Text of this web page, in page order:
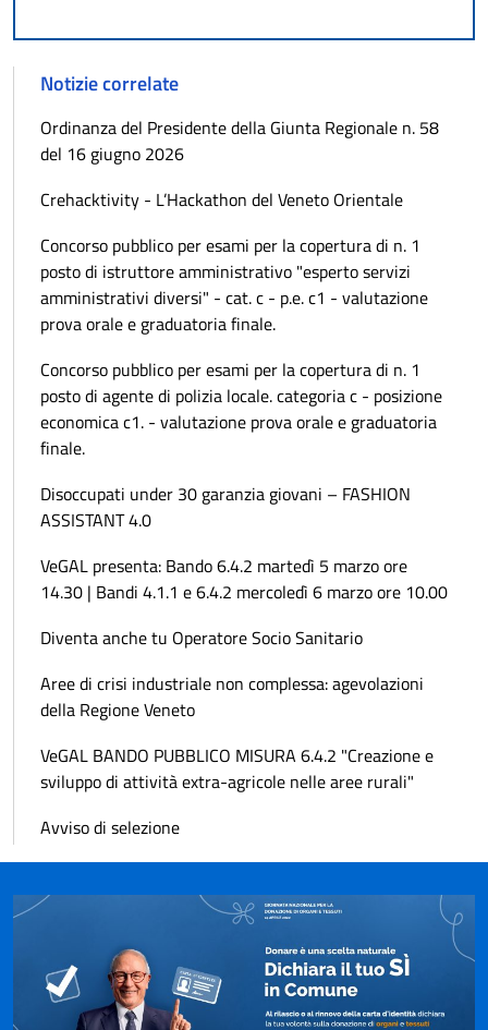
Notizie correlate
Ordinanza del Presidente della Giunta Regionale n. 58
del 16 giugno 2026
Crehacktivity - L’Hackathon del Veneto Orientale
Concorso pubblico per esami per la copertura di n. 1
posto di istruttore amministrativo "esperto servizi
amministrativi diversi" - cat. c - p.e. c1 - valutazione
prova orale e graduatoria finale.
Concorso pubblico per esami per la copertura di n. 1
posto di agente di polizia locale. categoria c - posizione
economica c1. - valutazione prova orale e graduatoria
finale.
Disoccupati under 30 garanzia giovani – FASHION
ASSISTANT 4.0
VeGAL presenta: Bando 6.4.2 martedì 5 marzo ore
14.30 | Bandi 4.1.1 e 6.4.2 mercoledì 6 marzo ore 10.00
Diventa anche tu Operatore Socio Sanitario
Aree di crisi industriale non complessa: agevolazioni
della Regione Veneto
VeGAL BANDO PUBBLICO MISURA 6.4.2 "Creazione e
sviluppo di attività extra-agricole nelle aree rurali"
Avviso di selezione